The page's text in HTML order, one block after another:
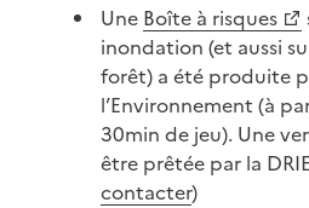
Une Boîte à risques
inondation (et aussi
forêt) a été produite
l’Environnement (à
30min de jeu). Une
être prêtée par la
contacter)